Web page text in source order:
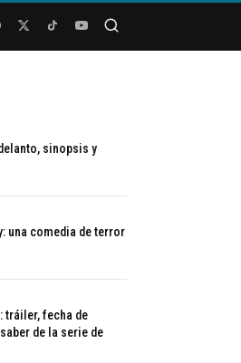
sinopsis y
una comedia de terror
tráiler, fecha de
de la serie de